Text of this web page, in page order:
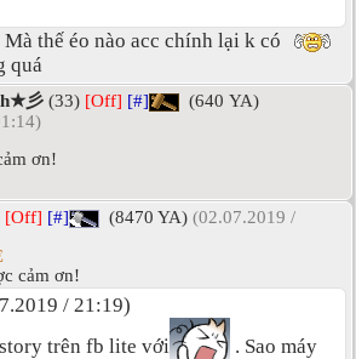
thế éo nào acc chính lại k có
quá
彡 (33) [Off] [#]
(640 YA)
ơn!
[Off] [#] (8470 YA) (02.07.2019 /
cảm ơn!
/ 21:19)
trên fb lite với
. Sao máy